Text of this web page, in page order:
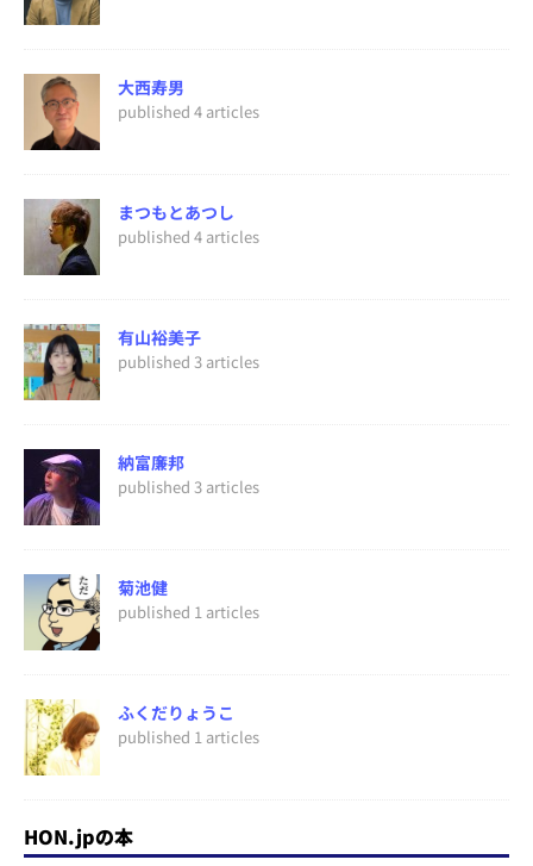
大西寿男
published 4 articles
まつもとあつし
published 4 articles
有山裕美子
published 3 articles
納富廉邦
published 3 articles
菊池健
published 1 articles
ふくだりょうこ
published 1 articles
HON.jpの本